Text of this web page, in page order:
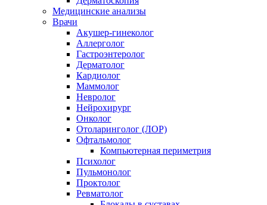
Медицинские анализы
Врачи
Акушер-гинеколог
Аллерголог
Гастроэнтеролог
Дерматолог
Кардиолог
Маммолог
Невролог
Нейрохирург
Онколог
Отоларинголог (ЛОР)
Офтальмолог
Компьютерная периметрия
Психолог
Пульмонолог
Проктолог
Ревматолог